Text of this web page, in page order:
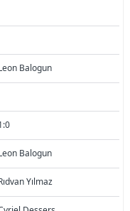
Balogun
Balogun
Yılmaz